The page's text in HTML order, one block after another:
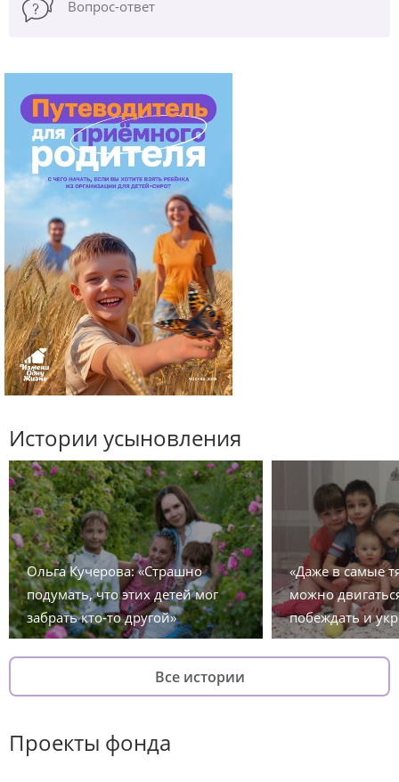
Вопрос-ответ
Истории усыновления
Ольга Кучерова: «Страшно
подумать, что этих детей мог
забрать кто-то другой»
«Даже в самые
можно
побеждать и
Все истории
Проекты фонда